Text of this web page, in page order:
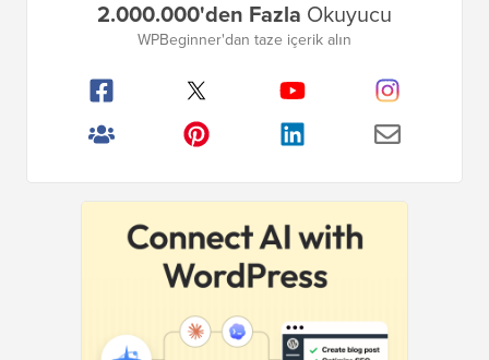
2.000.000'den Fazla Okuyucu
WPBeginner'dan taze içerik alın